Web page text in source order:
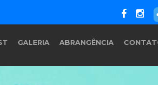
GALERIA ABRANGÊNCIA